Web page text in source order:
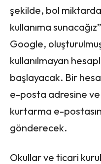
şekilde, bol
kullanıma
Google,
kullanılmayan
başlayacak. Bir
e-posta adresine
kurtarma e-
gönderecek.
Okullar ve ticari